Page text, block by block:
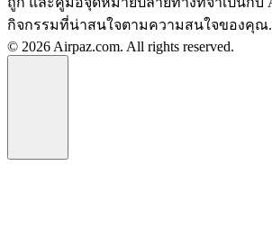
กิจกรรมที่น่าสนใจตามความสนใจของคุ
© 2026 Airpaz.com. All rights reserved.